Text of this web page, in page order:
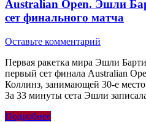
Australian Open. Эшли
сет финального матча
Оставьте комментарий
Первая ракетка мира Эшли
первый сет финала Australian
Коллинз, занимающей 30-е
За 33 минуты сета Эшли
Подробнее